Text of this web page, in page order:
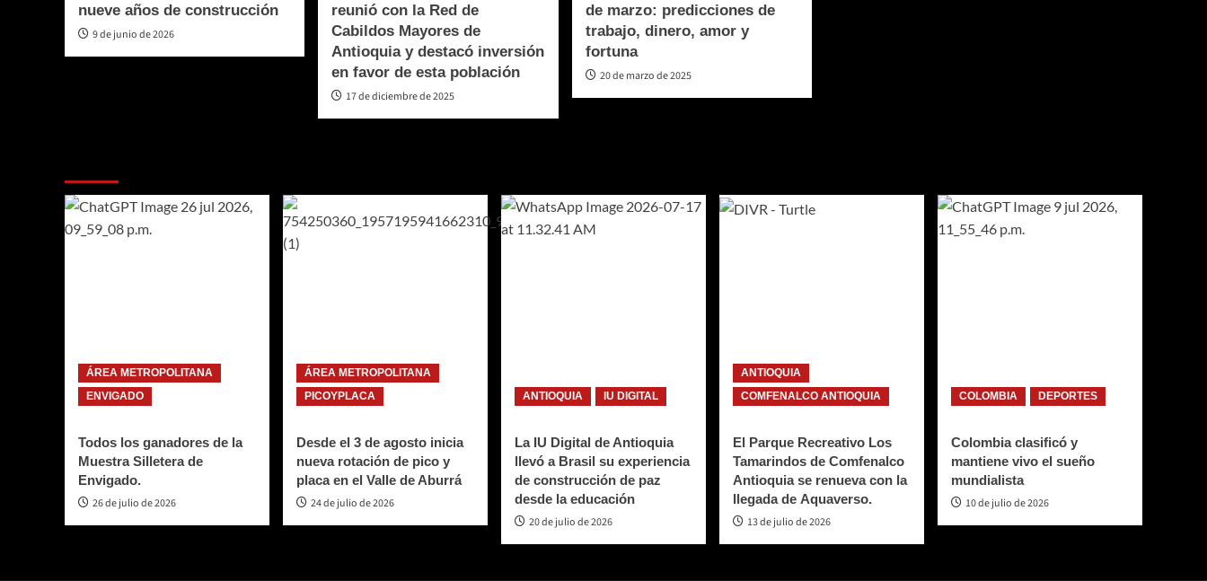
nueve años de construcción
9 de junio de 2026
reunió con la Red de
Cabildos Mayores de
Antioquia y destacó inversión
en favor de esta población
17 de diciembre de 2025
de marzo: predicciones de
trabajo, dinero, amor y
fortuna
20 de marzo de 2025
ÁREA METROPOLITANA
ENVIGADO
Todos los ganadores de la
Muestra Silletera de
Envigado.
26 de julio de 2026
ÁREA METROPOLITANA
PICOYPLACA
Desde el 3 de agosto inicia
nueva rotación de pico y
placa en el Valle de Aburrá
24 de julio de 2026
ANTIOQUIA IU DIGITAL
La IU Digital de Antioquia
llevó a Brasil su experiencia
de construcción de paz
desde la educación
20 de julio de 2026
ANTIOQUIA
COMFENALCO ANTIOQUIA
El Parque Recreativo Los
Tamarindos de Comfenalco
Antioquia se renueva con la
llegada de Aquaverso.
13 de julio de 2026
COLOMBIA DEPORTES
Colombia clasificó y
mantiene vivo el sueño
mundialista
10 de julio de 2026